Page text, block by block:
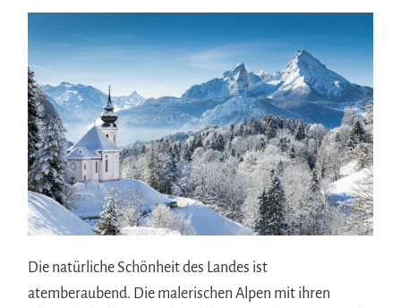
Die natürliche Schönheit des Landes ist
atemberaubend. Die malerischen Alpen mit ihren